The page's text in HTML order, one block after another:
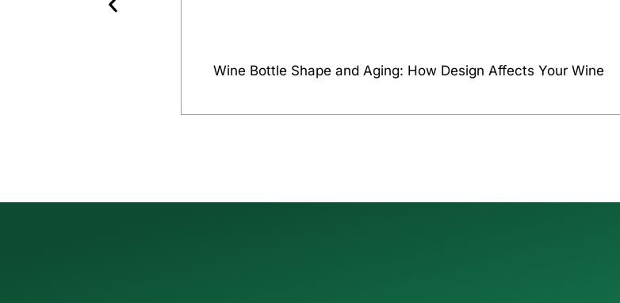
Wine Bottle Shape and Aging: How Design Affects Your Wine